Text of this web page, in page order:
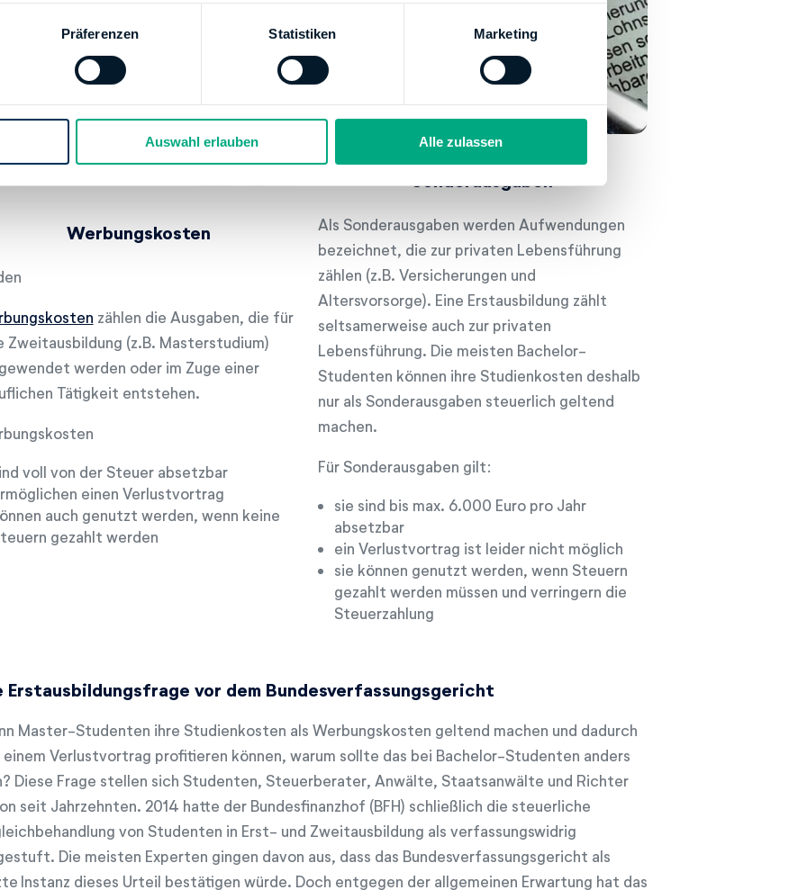
Präferenzen Statistiken Marketing
Auswahl erlauben Alle zulassen
Werbungskosten
zählen die Ausgaben, die für
Zweitausbildung (z.B. Masterstudium)
werden oder im Zuge einer
Tätigkeit entstehen.
voll von der Steuer absetzbar
einen Verlustvortrag
auch genutzt werden, wenn keine
gezahlt werden
Als Sonderausgaben werden Aufwendungen
bezeichnet, die zur privaten Lebensführung
zählen (z.B. Versicherungen und
Altersvorsorge). Eine Erstausbildung zählt
seltsamerweise auch zur privaten
Lebensführung. Die meisten Bachelor-
Studenten können ihre Studienkosten deshalb
nur als Sonderausgaben steuerlich geltend
machen.
Für Sonderausgaben gilt:
sie sind bis max. 6.000 Euro pro Jahr
absetzbar
ein Verlustvortrag ist leider nicht möglich
sie können genutzt werden, wenn Steuern
gezahlt werden müssen und verringern die
Steuerzahlung
Erstausbildungsfrage vor dem Bundesverfassungsgericht
Master-Studenten ihre Studienkosten als Werbungskosten geltend machen und dadurch
einem Verlustvortrag profitieren können, warum sollte das bei Bachelor-Studenten anders
Diese Frage stellen sich Studenten, Steuerberater, Anwälte, Staatsanwälte und Richter
seit Jahrzehnten. 2014 hatte der Bundesfinanzhof (BFH) schließlich die steuerliche
von Studenten in Erst- und Zweitausbildung als verfassungswidrig
Die meisten Experten gingen davon aus, dass das Bundesverfassungsgericht als
Instanz dieses Urteil bestätigen würde. Doch entgegen der allgemeinen Erwartung hat das